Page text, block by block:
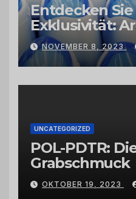
Entdecken
Exklusivität:
NOVEMBER 8, 2023
UNCATEGORIZED
POL-PDTR:
Grabschmuck
OKTOBER 19, 2023